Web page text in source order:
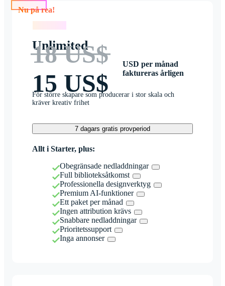
Nu på rea!
Unlimited
18 US$
15 US$
USD per månad
faktureras årligen
För större skapare som producerar i stor skala och
kräver kreativ frihet
7 dagars gratis provperiod
Allt i Starter, plus:
Obegränsade nedladdningar
Full biblioteksåtkomst
Professionella designverktyg
Premium AI-funktioner
Ett paket per månad
Ingen attribution krävs
Snabbare nedladdningar
Prioritetssupport
Inga annonser